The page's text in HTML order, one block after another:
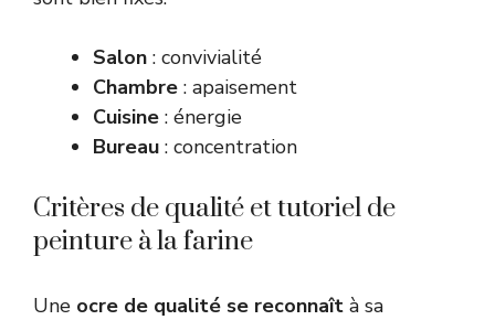
Salon : convivialité
Chambre : apaisement
Cuisine : énergie
Bureau : concentration
Critères de qualité et tutoriel de
peinture à la farine
Une ocre de qualité se reconnaît à sa